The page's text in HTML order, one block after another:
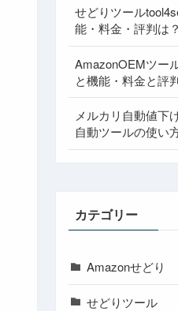
せどりツール
能・料金・評判は？
AmazonOEMツー
と機能・料金と評
メルカリ自動値下
自動ツールの使い
カテゴリー
Amazonせどり
せどりツール